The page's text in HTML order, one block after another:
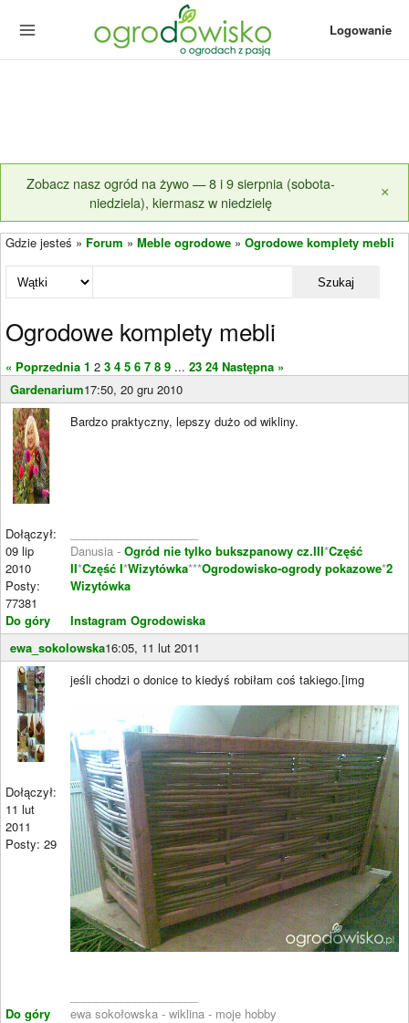
Logowanie
Zobacz nasz ogród na żywo — 8 i 9 sierpnia (sobota-
niedziela), kiermasz w niedzielę
×
Gdzie jesteś » Forum » Meble ogrodowe » Ogrodowe komplety mebli
Szukaj
Ogrodowe komplety mebli
« Poprzednia 1 2 3 4 5 6 7 8 9 ... 23 24 Następna »
Gardenarium17:50, 20 gru 2010
Dołączył:
09 lip
2010
Posty:
77381
Do góry
Bardzo praktyczny, lepszy dużo od wikliny.
Danusia - Ogród nie tylko bukszpanowy cz.III*Część
II*Część I*Wizytówka***Ogrodowisko-ogrody pokazowe*2
Wizytówka
Instagram Ogrodowiska
ewa_sokolowska16:05, 11 lut 2011
Dołączył:
11 lut
2011
Posty: 29
Do góry
jeśli chodzi o donice to kiedyś robiłam coś takiego.[img
ewa sokołowska - wiklina - moje hobby